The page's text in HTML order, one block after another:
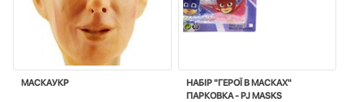
МАСКАУКР
НАБІР "ГЕРОЇ В МАСКАХ"
ПАРКОВКА - PJ MASKS